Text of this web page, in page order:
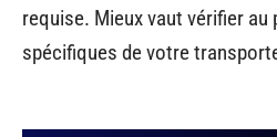
requise. Mieux vaut vérifier au
spécifiques de votre